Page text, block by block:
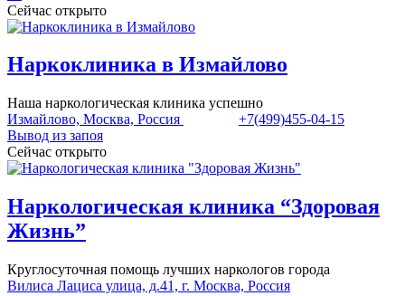
Сейчас открыто
Наркоклиника в Измайлово
Наша наркологическая клиника успешно
Измайлово, Москва, Россия
+7(499)455-04-15
Вывод из запоя
Сейчас открыто
Наркологическая клиника “Здоровая
Жизнь”
Круглосуточная помощь лучших наркологов города
Вилиса Лациса улица, д.41, г. Москва, Россия